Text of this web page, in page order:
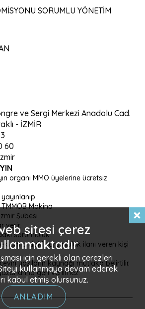
SORUMLU YÖNETİM
ve Sergi Merkezi Anadolu Cad.
- İZMİR
60
organı MMO üyelerine ücretsiz
Makina
Şubesi
verir.
sorumluluk
sorumluluk ilanı veren kişi
yazıların kaynağı mutlaka belirtilir.
geri verilmez.
sitesi çerez
için gerekli olan çerezleri
kullanmaya devam ederek
kabul etmiş olursunuz.
ANLADIM